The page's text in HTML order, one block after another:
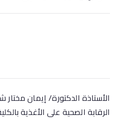
الأستاذة الدكتورة/ إيمان
الرقابة الصحية على الأغذية